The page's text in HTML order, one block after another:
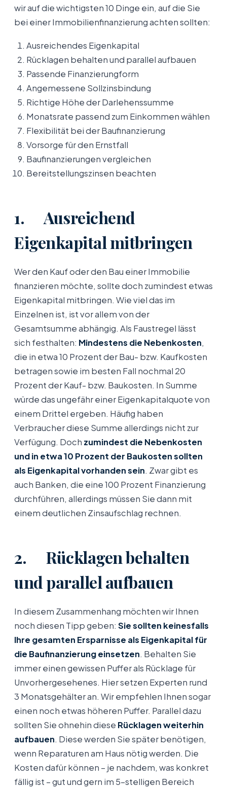
wir auf die wichtigsten 10 Dinge ein, auf die Sie
bei einer Immobilienfinanzierung achten sollten:
Ausreichendes Eigenkapital
Rücklagen behalten und parallel aufbauen
Passende Finanzierungform
Angemessene Sollzinsbindung
Richtige Höhe der Darlehenssumme
Monatsrate passend zum Einkommen wählen
Flexibilität bei der Baufinanzierung
Vorsorge für den Ernstfall
Baufinanzierungen vergleichen
Bereitstellungszinsen beachten
1. Ausreichend
Eigenkapital mitbringen
Wer den Kauf oder den Bau einer Immobilie
finanzieren möchte, sollte doch zumindest etwas
Eigenkapital mitbringen. Wie viel das im
Einzelnen ist, ist vor allem von der
Gesamtsumme abhängig. Als Faustregel lässt
sich festhalten: Mindestens die Nebenkosten,
die in etwa 10 Prozent der Bau- bzw. Kaufkosten
betragen sowie im besten Fall nochmal 20
Prozent der Kauf- bzw. Baukosten. In Summe
würde das ungefähr einer Eigenkapitalquote von
einem Drittel ergeben. Häufig haben
Verbraucher diese Summe allerdings nicht zur
Verfügung. Doch zumindest die Nebenkosten
und in etwa 10 Prozent der Baukosten sollten
als Eigenkapital vorhanden sein. Zwar gibt es
auch Banken, die eine 100 Prozent Finanzierung
durchführen, allerdings müssen Sie dann mit
einem deutlichen Zinsaufschlag rechnen.
2. Rücklagen behalten
und parallel aufbauen
In diesem Zusammenhang möchten wir Ihnen
noch diesen Tipp geben: Sie sollten keinesfalls
Ihre gesamten Ersparnisse als Eigenkapital für
die Baufinanzierung einsetzen. Behalten Sie
immer einen gewissen Puffer als Rücklage für
Unvorhergesehenes. Hier setzen Experten rund
3 Monatsgehälter an. Wir empfehlen Ihnen sogar
einen noch etwas höheren Puffer. Parallel dazu
sollten Sie ohnehin diese Rücklagen weiterhin
aufbauen. Diese werden Sie später benötigen,
wenn Reparaturen am Haus nötig werden. Die
Kosten dafür können – je nachdem, was konkret
fällig ist – gut und gern im 5-stelligen Bereich